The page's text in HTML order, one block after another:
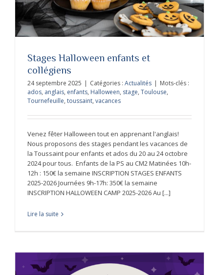
Stages Halloween enfants et
collégiens
24 septembre 2025 | Catégories : Actualités | Mots-clés :
ados, anglais, enfants, Halloween, stage, Toulouse,
Tournefeuille, toussaint, vacances
Venez fêter Halloween tout en apprenant l'anglais!
Nous proposons des stages pendant les vacances de
la Toussaint pour enfants et ados du 20 au 24 octobre
2024 pour tous. Enfants de la PS au CM2 Matinées 10h-
12h : 150€ la semaine INSCRIPTION STAGES ENFANTS
2025-2026 Journées 9h-17h: 350€ la semaine
INSCRIPTION HALLOWEEN CAMP 2025-2026 Au [...]
Lire la suite